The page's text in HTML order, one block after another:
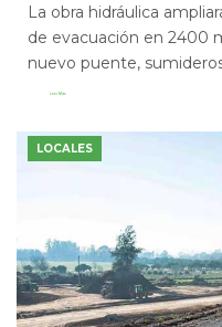
La obra hidráulica
de evacuación en 2400
nuevo puente,
Leer Más
LOCALES